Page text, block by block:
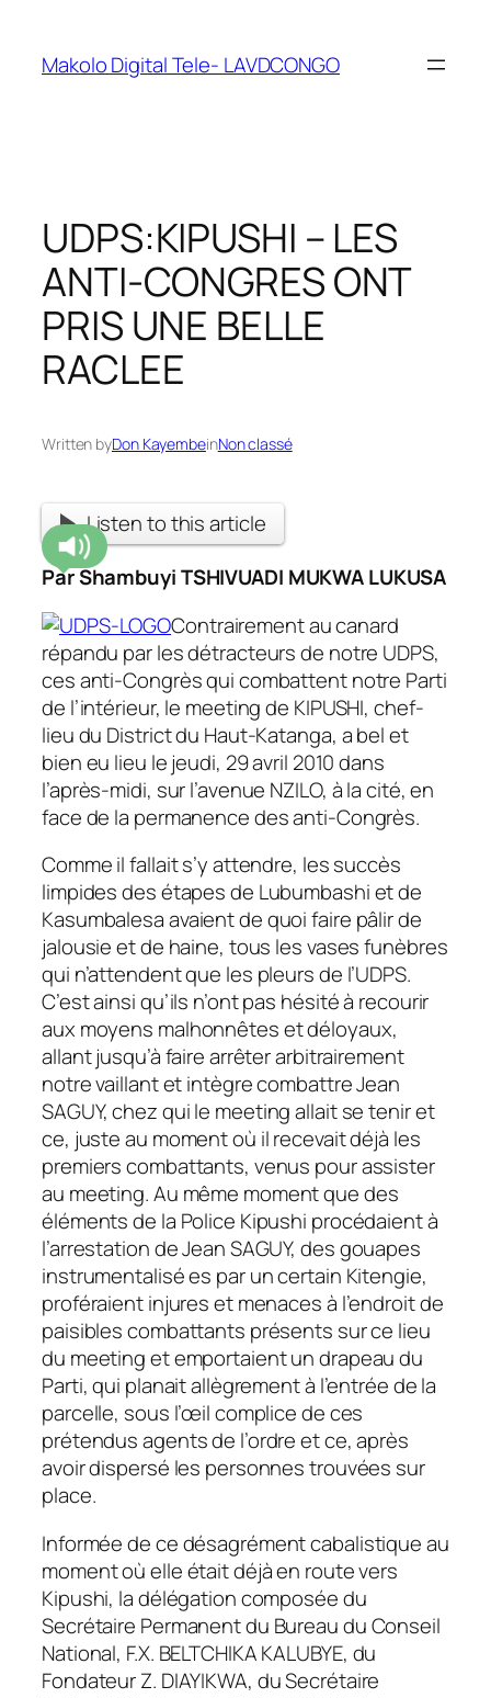
Makolo Digital Tele- LAVDCONGO
UDPS:KIPUSHI – LES
ANTI-CONGRES ONT
PRIS UNE BELLE
RACLEE
Written byDon KayembeinNon classé
Listen to this article
Par Shambuyi TSHIVUADI MUKWA LUKUSA
Contrairement au canard
répandu par les détracteurs de notre UDPS,
ces anti-Congrès qui combattent notre Parti
de l’intérieur, le meeting de KIPUSHI, chef-
lieu du District du Haut-Katanga, a bel et
bien eu lieu le jeudi, 29 avril 2010 dans
l’après-midi, sur l’avenue NZILO, à la cité, en
face de la permanence des anti-Congrès.
Comme il fallait s’y attendre, les succès
limpides des étapes de Lubumbashi et de
Kasumbalesa avaient de quoi faire pâlir de
jalousie et de haine, tous les vases funèbres
qui n’attendent que les pleurs de l’UDPS.
C’est ainsi qu’ils n’ont pas hésité à recourir
aux moyens malhonnêtes et déloyaux,
allant jusqu’à faire arrêter arbitrairement
notre vaillant et intègre combattre Jean
SAGUY, chez qui le meeting allait se tenir et
ce, juste au moment où il recevait déjà les
premiers combattants, venus pour assister
au meeting. Au même moment que des
éléments de la Police Kipushi procédaient à
l’arrestation de Jean SAGUY, des gouapes
instrumentalisé es par un certain Kitengie,
proféraient injures et menaces à l’endroit de
paisibles combattants présents sur ce lieu
du meeting et emportaient un drapeau du
Parti, qui planait allègrement à l’entrée de la
parcelle, sous l’œil complice de ces
prétendus agents de l’ordre et ce, après
avoir dispersé les personnes trouvées sur
place.
Informée de ce désagrément cabalistique au
moment où elle était déjà en route vers
Kipushi, la délégation composée du
Secrétaire Permanent du Bureau du Conseil
National, F.X. BELTCHIKA KALUBYE, du
Fondateur Z. DIAYIKWA, du Secrétaire